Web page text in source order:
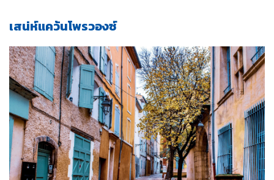
เสน่ห์แคว้นโพรวองซ์